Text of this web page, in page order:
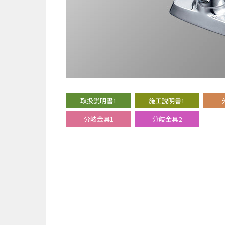
取扱説明書1 施工説明書1
分岐金具1
分岐金具2